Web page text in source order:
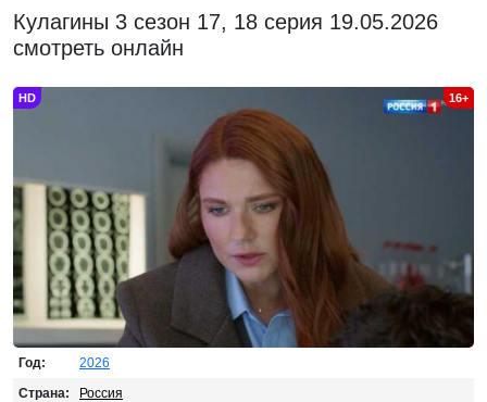
Кулагины 3 сезон 17, 18 серия 19.05.2026
смотреть онлайн
HD 16+
Год:
2026
Страна:
Россия